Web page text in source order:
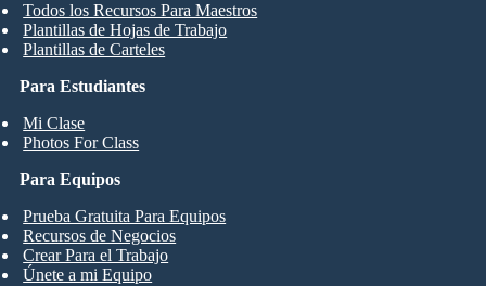
Para Estudiantes
Mi Clase
Photos For Class
Todos los Recursos Para Maestros
Plantillas de Hojas de Trabajo
Plantillas de Carteles
Para Equipos
Prueba Gratuita Para Equipos
Recursos de Negocios
Crear Para el Trabajo
Únete a mi Equipo